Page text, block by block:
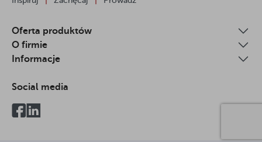
Oferta produktów
O firmie
Informacje
Social media